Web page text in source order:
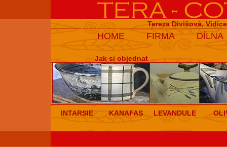
Tereza Divišová,
HOME FIRMA DÍLNA
Jak si objednat
INTARSIE KANAFAS LEVANDULE